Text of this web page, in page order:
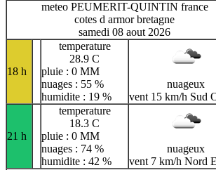
meteo PEUMERIT-QUINTIN france
cotes d armor bretagne
samedi 08 aout 2026
18 h
temperature
28.9 C
pluie : 0 MM
nuages : 55 %
humidite : 19 %
nuageux
vent 15 km/h Sud
21 h
temperature
18.3 C
pluie : 0 MM
nuages : 74 %
humidite : 42 %
nuageux
vent 7 km/h Nord